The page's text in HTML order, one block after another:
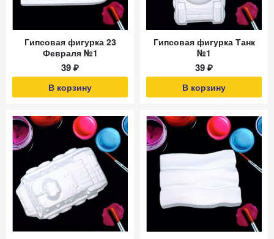
Гипсовая фигурка 23
Февраля №1
39 ₽
В корзину
Гипсовая фигурка Танк
№1
39 ₽
В корзину